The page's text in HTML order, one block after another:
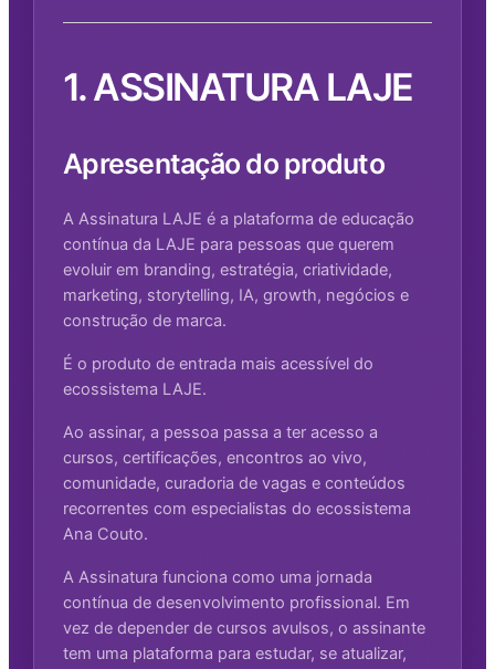
1. ASSINATURA LAJE
Apresentação do produto
A Assinatura LAJE é a plataforma de educação
contínua da LAJE para pessoas que querem
evoluir em branding, estratégia, criatividade,
marketing, storytelling, IA, growth, negócios e
construção de marca.
É o produto de entrada mais acessível do
ecossistema LAJE.
Ao assinar, a pessoa passa a ter acesso a
cursos, certificações, encontros ao vivo,
comunidade, curadoria de vagas e conteúdos
recorrentes com especialistas do ecossistema
Ana Couto.
A Assinatura funciona como uma jornada
contínua de desenvolvimento profissional. Em
vez de depender de cursos avulsos, o assinante
tem uma plataforma para estudar, se atualizar,